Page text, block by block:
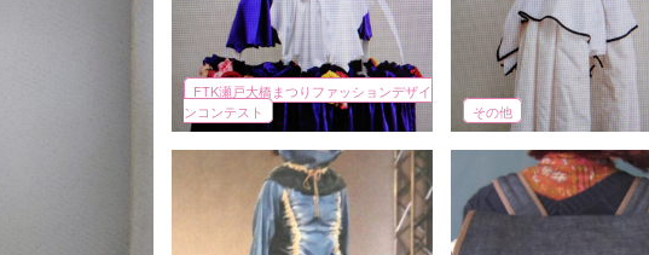
FTK瀬戸大橋まつりファッションデザイ
ンコンテスト
その他